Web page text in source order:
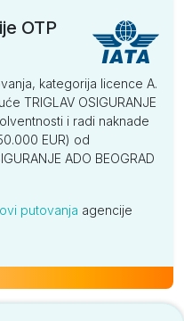
OTP
kategorija licence A.
TRIGLAV OSIGURANJE
i radi naknade
EUR) od
ADO BEOGRAD
putovanja agencije